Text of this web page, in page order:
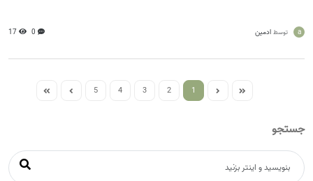
a توسط ادمین 0
17
1
2
3
4
5
جستجو